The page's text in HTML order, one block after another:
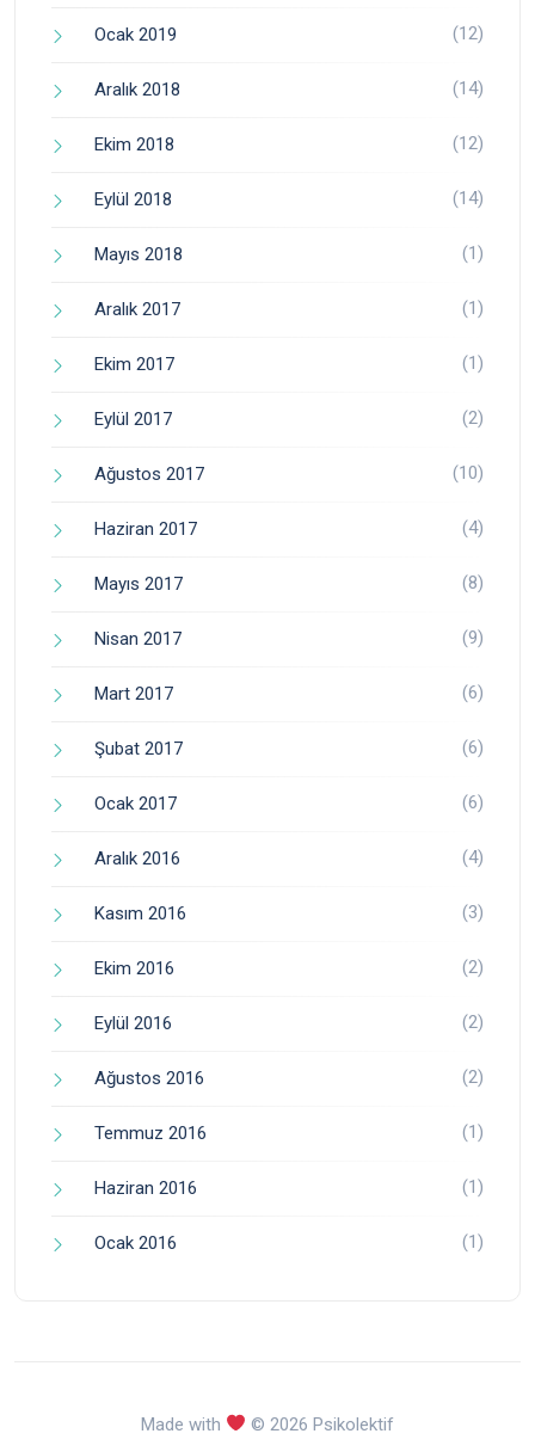
Ocak 2019 (12)
Aralık 2018 (14)
Ekim 2018 (12)
Eylül 2018 (14)
Mayıs 2018 (1)
Aralık 2017 (1)
Ekim 2017 (1)
Eylül 2017 (2)
Ağustos 2017 (10)
Haziran 2017 (4)
Mayıs 2017 (8)
Nisan 2017 (9)
Mart 2017 (6)
Şubat 2017 (6)
Ocak 2017 (6)
Aralık 2016 (4)
Kasım 2016 (3)
Ekim 2016 (2)
Eylül 2016 (2)
Ağustos 2016 (2)
Temmuz 2016 (1)
Haziran 2016 (1)
Ocak 2016 (1)
Made with © 2026 Psikolektif